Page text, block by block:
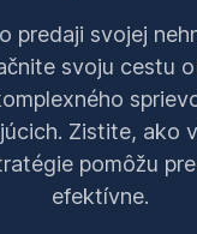
predaji svojej
svoju cestu
Zistite, ako
pomôžu
efektívne.